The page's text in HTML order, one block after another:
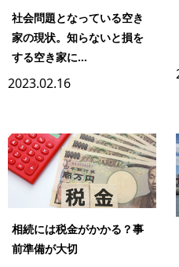
社会問題となっている空き
家の現状。知らないと損を
する空き家に...
2023.02.16
相続には税金がかかる？事
前準備が大切